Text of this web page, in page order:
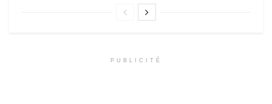
PUBLICITÉ